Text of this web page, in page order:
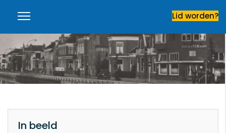
Lid worden?
In beeld